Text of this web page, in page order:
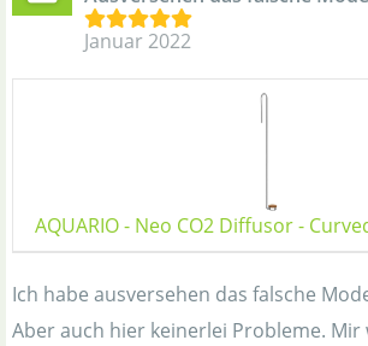
Januar 2022
AQUARIO - Neo CO2 Diffusor -
Ich habe ausversehen das falsche
Aber auch hier keinerlei Probleme.